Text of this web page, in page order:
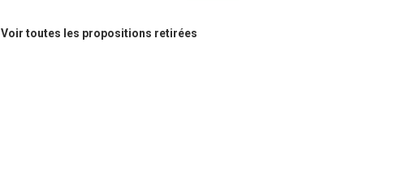
Voir toutes les propositions retirées